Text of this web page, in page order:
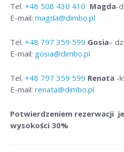
Tel. +48 508 430 410 Magda-
E-mail: magda@dimbo.pl
Tel. +48 797 359 599 Gosia–
E-mail: gosia@dimbo.pl
Tel. +48 797 359 599 Renata -
E-mail: renata@dimbo.pl
Potwierdzeniem rezerwacji
wysokości 30%